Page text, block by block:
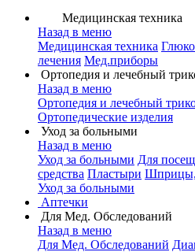
Медицинская техника
Назад в меню
Медицинская техника
лечения Мед.приборы
Ортопедия и лечебный
Назад в меню
Ортопедия и лечебный
Ортопедические изделия
Уход за больными
Назад в меню
Уход за больными Для
средства Пластыри Шприцы,
Уход за больными
Аптечки
Для Мед. Обследований
Назад в меню
Для Мед. Обследований